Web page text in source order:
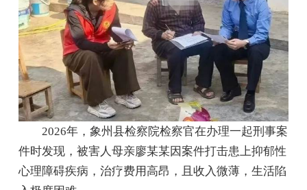
2026年，象州县检察院检察官在办理一起刑事案
件时发现，被害人母亲廖某某因案件打击患上抑郁性
心理障碍疾病，治疗费用高昂，且收入微薄，生活陷